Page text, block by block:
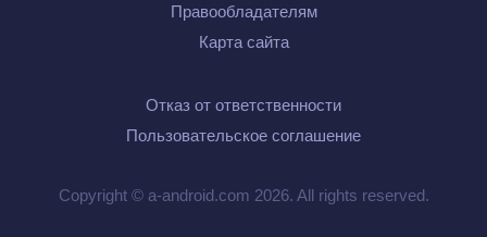
Правообладателям
Карта сайта
Отказ от ответственности
Пользовательское соглашение
Copyright © a-android.com 2026. All rights reserved.